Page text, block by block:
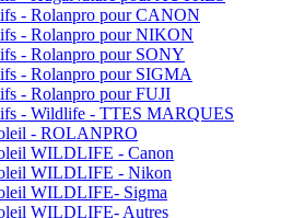
- Rolanpro pour CANON
- Rolanpro pour NIKON
- Rolanpro pour SONY
- Rolanpro pour SIGMA
- Rolanpro pour FUJI
- Wildlife - TTES MARQUES
- ROLANPRO
WILDLIFE - Canon
WILDLIFE - Nikon
WILDLIFE- Sigma
WILDLIFE- Autres